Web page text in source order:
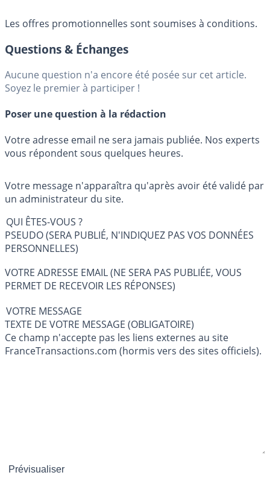
Les offres promotionnelles sont soumises à conditions.
Questions & Échanges
Aucune question n'a encore été posée sur cet article.
Soyez le premier à participer !
Poser une question à la rédaction
Votre adresse email ne sera jamais publiée. Nos experts
vous répondent sous quelques heures.
Votre message n'apparaîtra qu'après avoir été validé par
un administrateur du site.
QUI ÊTES-VOUS ?
PSEUDO (SERA PUBLIÉ, N'INDIQUEZ PAS VOS DONNÉES
PERSONNELLES)
VOTRE ADRESSE EMAIL (NE SERA PAS PUBLIÉE, VOUS
PERMET DE RECEVOIR LES RÉPONSES)
VOTRE MESSAGE
TEXTE DE VOTRE MESSAGE (OBLIGATOIRE)
Ce champ n'accepte pas les liens externes au site
FranceTransactions.com (hormis vers des sites officiels).